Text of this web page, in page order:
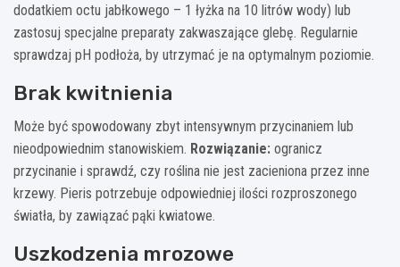
dodatkiem octu jabłkowego – 1 łyżka na 10 litrów wody) lub
zastosuj specjalne preparaty zakwaszające glebę. Regularnie
sprawdzaj pH podłoża, by utrzymać je na optymalnym poziomie.
Brak kwitnienia
Może być spowodowany zbyt intensywnym przycinaniem lub
nieodpowiednim stanowiskiem. Rozwiązanie: ogranicz
przycinanie i sprawdź, czy roślina nie jest zacieniona przez inne
krzewy. Pieris potrzebuje odpowiedniej ilości rozproszonego
światła, by zawiązać pąki kwiatowe.
Uszkodzenia mrozowe